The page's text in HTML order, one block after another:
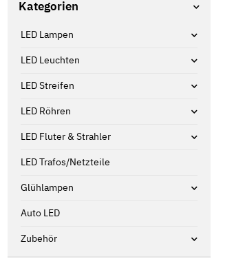
Kategorien
LED Lampen
LED Leuchten
LED Streifen
LED Röhren
LED Fluter & Strahler
LED Trafos/Netzteile
Glühlampen
Auto LED
Zubehör